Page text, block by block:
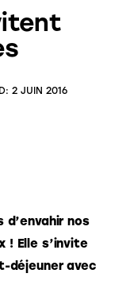
2 JUIN 2016
d’envahir nos
! Elle s’invite
déjeuner avec